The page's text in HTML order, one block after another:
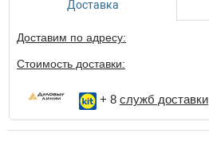
Доставка
Доставим по адресу:
Стоимость доставки:
+ 8 служб доставки